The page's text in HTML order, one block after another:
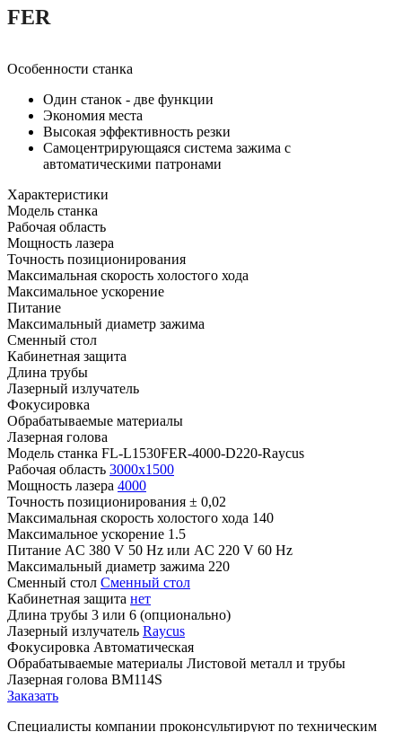
FER
Особенности станка
Один станок - две функции
Экономия места
Высокая эффективность резки
Самоцентрирующаяся система зажима с
автоматическими патронами
Характеристики
Модель станка
Рабочая область
Мощность лазера
Точность позиционирования
Максимальная скорость холостого хода
Максимальное ускорение
Питание
Максимальный диаметр зажима
Сменный стол
Кабинетная защита
Длина трубы
Лазерный излучатель
Фокусировка
Обрабатываемые материалы
Лазерная голова
Модель станка FL-L1530FER-4000-D220-Raycus
Рабочая область 3000x1500
Мощность лазера 4000
Точность позиционирования ± 0,02
Максимальная скорость холостого хода 140
Максимальное ускорение 1.5
Питание AC 380 V 50 Hz или AC 220 V 60 Hz
Максимальный диаметр зажима 220
Сменный стол Сменный стол
Кабинетная защита нет
Длина трубы 3 или 6 (опционально)
Лазерный излучатель Raycus
Фокусировка Автоматическая
Обрабатываемые материалы Листовой металл и трубы
Лазерная голова BM114S
Заказать
Специалисты компании проконсультируют по техническим